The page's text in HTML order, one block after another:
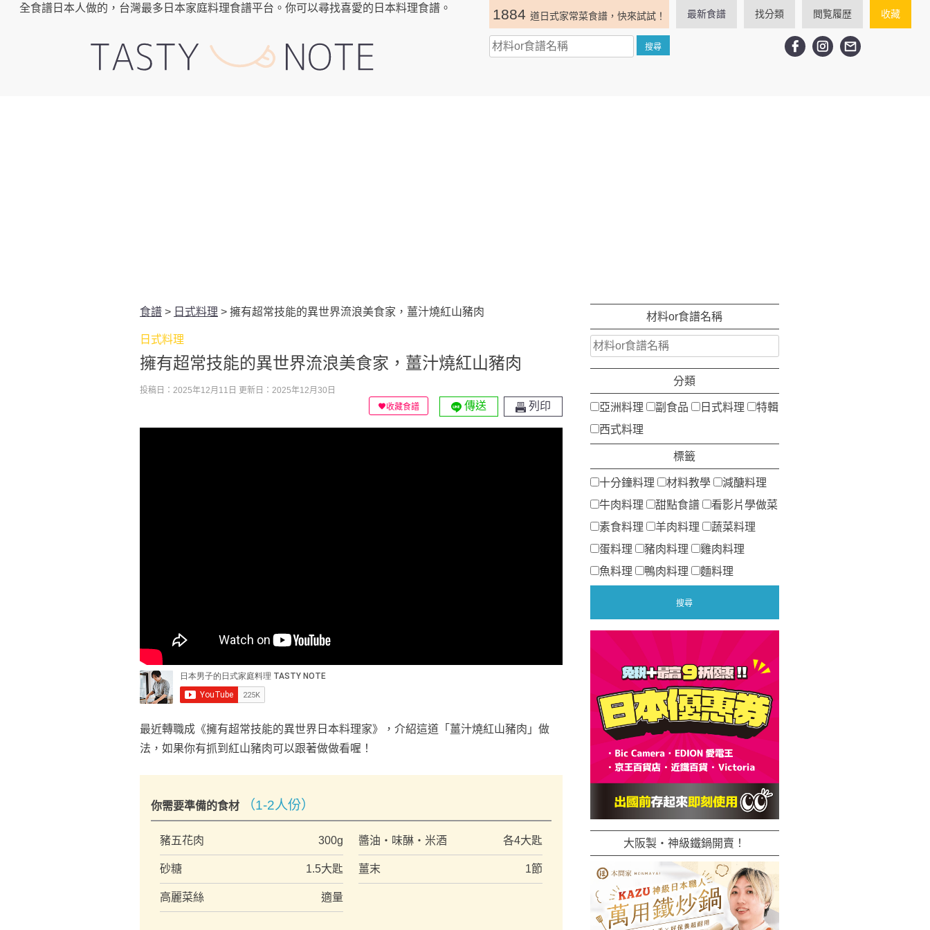
全食譜日本人做的，台灣最多日本家庭料理食譜平台。你可以尋找喜愛的日本料理食譜。 1884 道日式家常菜食譜，快來試試！ 最新食譜 找分類 閲覧履歴 收藏
食譜 > 日式料理 > 擁有超常技能的異世界流浪美食家，薑汁燒紅山豬肉
日式料理
擁有超常技能的異世界流浪美食家，薑汁燒紅山豬肉
投稿日：2025年12月11日 更新日：2025年12月30日
收藏食譜
傳送 列印
最近轉職成《擁有超常技能的異世界日本料理家》，介紹這道「薑汁燒紅山豬肉」做
法，如果你有抓到紅山豬肉可以跟著做做看喔！
你需要準備的食材 （1-2人份）
豬五花肉 300g 醬油・味醂・米酒 各4大匙
砂糖 1.5大匙 薑末 1節
高麗菜絲 適量
材料or食譜名稱
分類
亞洲料理 副食品 日式料理
特輯
西式料理
標籤
十分鐘料理 材料教學
減醣料理
牛肉料理
甜點食譜
看影片學做菜
素食料理
羊肉料理
蔬菜料理
蛋料理
豬肉料理
雞肉料理
魚料理
鴨肉料理 麵料理
大阪製・神級鐵鍋開賣！